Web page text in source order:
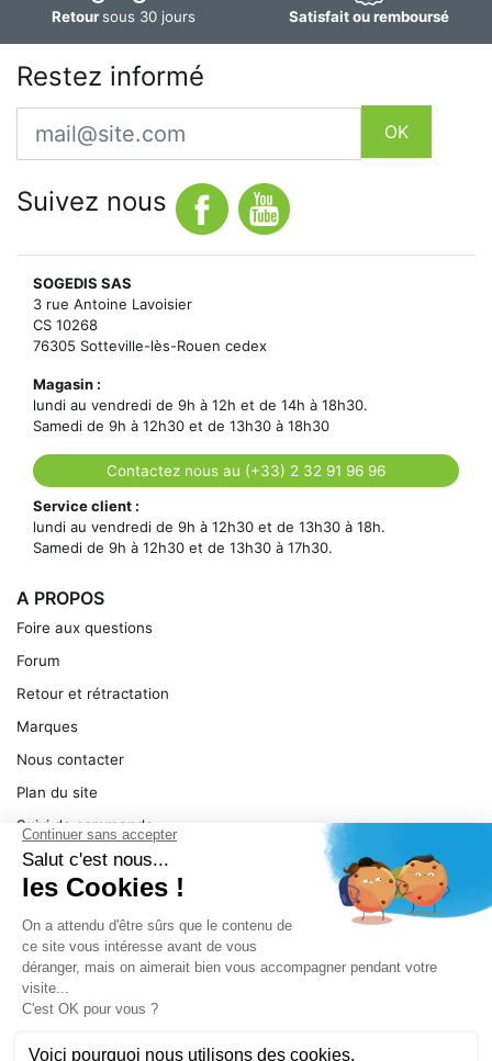
Retoursous 30 jours Satisfait ou remboursé
Restez informé
Email
OK
Suivez nous
SOGEDIS SAS
3 rue Antoine Lavoisier
CS 10268
76305 Sotteville-lès-Rouen cedex
Magasin :
lundi au vendredi de 9h à 12h et de 14h à 18h30.
Samedi de 9h à 12h30 et de 13h30 à 18h30
Contactez nous au (+33) 2 32 91 96 96
Service client :
lundi au vendredi de 9h à 12h30 et de 13h30 à 18h.
Samedi de 9h à 12h30 et de 13h30 à 17h30.
A PROPOS
Foire aux questions
Forum
Retour et rétractation
Marques
Nous contacter
Plan du site
Suivi de commande
Ma facture
Mentions légales
Conditions générales
SERVICE
Pièces détachées